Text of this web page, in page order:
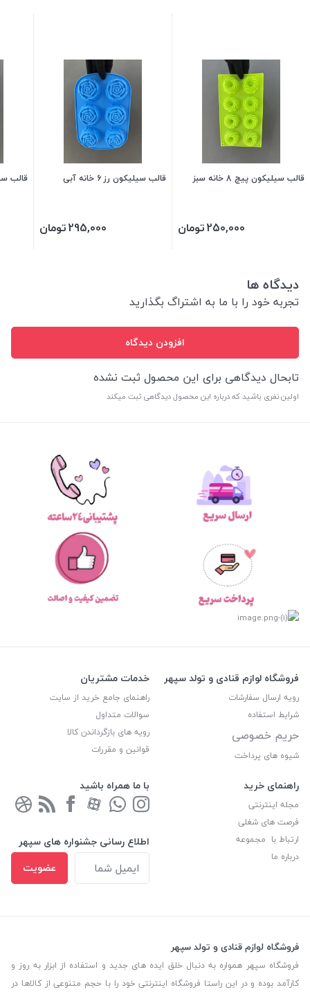
قالب سیلیکون پیچ 8 خانه سبز
250,000تومان
قالب سیلیکون رز 6 خانه آبی
295,000تومان
قالب
دیدگاه ها
تجربه خود را با ما به اشتراگ بگذارید
افزودن دیدگاه
تابحال دیدگاهی برای این محصول ثبت نشده
اولین نفری باشید که درباره این محصول دیدگاهی ثبت میکند
فروشگاه لوازم قنادی و تولد سپهر
رویه ارسال سفارشات
شرایط استفاده
حریم خصوصی
شیوه های پرداخت
خدمات مشتریان
راهنمای جامع خرید از سایت
سوالات متداول
رویه های بازگرداندن کالا
قوانین و مقررات
راهنمای خرید
مجله اینترنتی
فرصت های شغلی
ارتباط با مجموعه
درباره ما
با ما همراه باشید
اطلاع رسانی جشنواره های سپهر
عضویت
فروشگاه لوازم قنادی و تولد سپهر
فروشگاه سپهر همواره به دنبال خلق ایده های جدید و استفاده از ابزار به روز و
کارآمد بوده و در این راستا فروشگاه اینترنتی خود را با حجم متنوعی از کالاها در